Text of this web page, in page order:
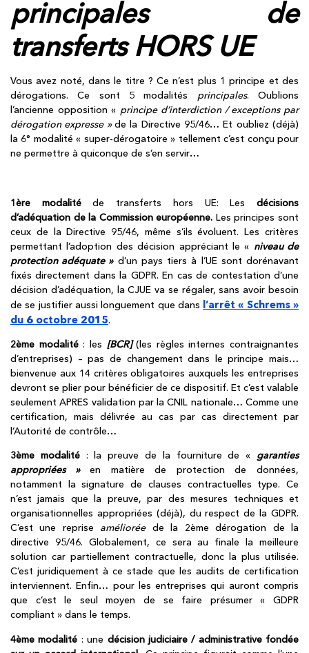
principales de
transferts HORS UE
Vous avez noté, dans le titre ? Ce n’est plus 1 principe et des
dérogations. Ce sont 5 modalités principales. Oublions
l’ancienne opposition « principe d’interdiction / exceptions par
dérogation expresse »de la Directive 95/46… Et oubliez (déjà)
la 6° modalité « super-dérogatoire » tellement c’est conçu pour
ne permettre à quiconque de s’en servir…
1ère modalitéde transferts hors UE: Lesdécisions
d’adéquation de la Commission européenne. Les principes sont
ceux de la Directive 95/46, même s’ils évoluent. Les critères
permettant l’adoption des décision appréciant le « niveau de
protection adéquate »d’un pays tiers à l’UE sont dorénavant
fixés directement dans la GDPR. En cas de contestation d’une
décision d’adéquation, la CJUE va se régaler, sans avoir besoin
de se justifier aussi longuement que dans l’arrêt « Schrems »
du 6 octobre 2015.
2ème modalité: les [BCR](les règles internes contraignantes
d’entreprises) – pas de changement dans le principe mais…
bienvenue aux 14 critères obligatoires auxquels les entreprises
devront se plier pour bénéficier de ce dispositif. Et c’est valable
seulement APRES validation par la CNIL nationale… Comme une
certification, mais délivrée au cas par cas directement par
l’Autorité de contrôle…
3ème modalité: la preuve de la fourniture de « garanties
appropriées »en matière de protection de données,
notamment la signature de clauses contractuelles type. Ce
n’est jamais que la preuve, par des mesures techniques et
organisationnelles appropriées (déjà), du respect de la GDPR.
C’est une reprise amélioréede la 2ème dérogation de la
directive 95/46. Globalement, ce sera au finale la meilleure
solution car partiellement contractuelle, donc la plus utilisée.
C’est juridiquement à ce stade que les audits de certification
interviennent. Enfin… pour les entreprises qui auront compris
que c’est le seul moyen de se faire présumer « GDPR
compliant » dans le temps.
4ème modalité : une décision judiciaire / administrative fondée